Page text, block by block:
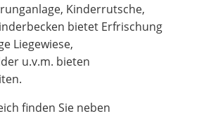
Kinderrutsche,
bietet Erfrischung
Liegewiese,
u.v.m. bieten
finden Sie neben